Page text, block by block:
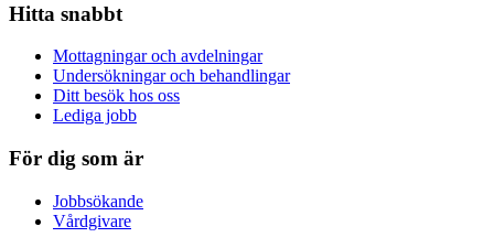
Hitta snabbt
Mottagningar och avdelningar
Undersökningar och behandlingar
Ditt besök hos oss
Lediga jobb
För dig som är
Jobbsökande
Vårdgivare